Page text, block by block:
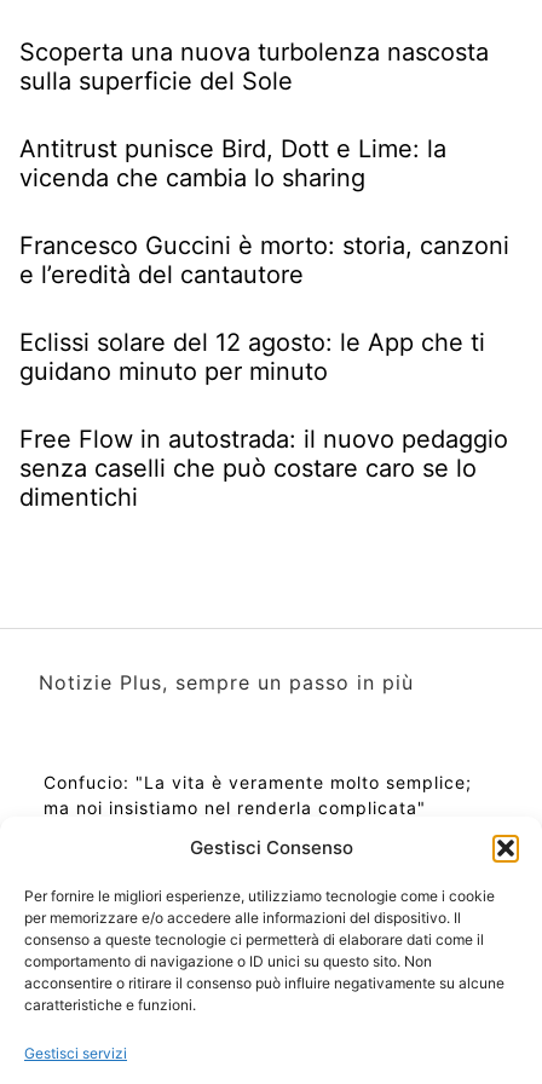
Gestisci Consenso
Per fornire le migliori esperienze, utilizziamo tecnologie come i cookie
per memorizzare e/o accedere alle informazioni del dispositivo. Il
consenso a queste tecnologie ci permetterà di elaborare dati come il
comportamento di navigazione o ID unici su questo sito. Non
acconsentire o ritirare il consenso può influire negativamente su alcune
caratteristiche e funzioni.
Gestisci servizi
Scoperta una nuova turbolenza nascosta
sulla superficie del Sole
Antitrust punisce Bird, Dott e Lime: la
vicenda che cambia lo sharing
Francesco Guccini è morto: storia, canzoni
e l’eredità del cantautore
Eclissi solare del 12 agosto: le App che ti
guidano minuto per minuto
Free Flow in autostrada: il nuovo pedaggio
senza caselli che può costare caro se lo
dimentichi
Notizie Plus, sempre un passo in più
Confucio: "La vita è veramente molto semplice;
ma noi insistiamo nel renderla complicata"
Ora Esatta in Italia in questo momento
Ti Senti Strano Ultimamente? Potrebbe Essere per
la Risonanza di Schumann
Come Sapere Se Stai Ascendendo alla Quinta